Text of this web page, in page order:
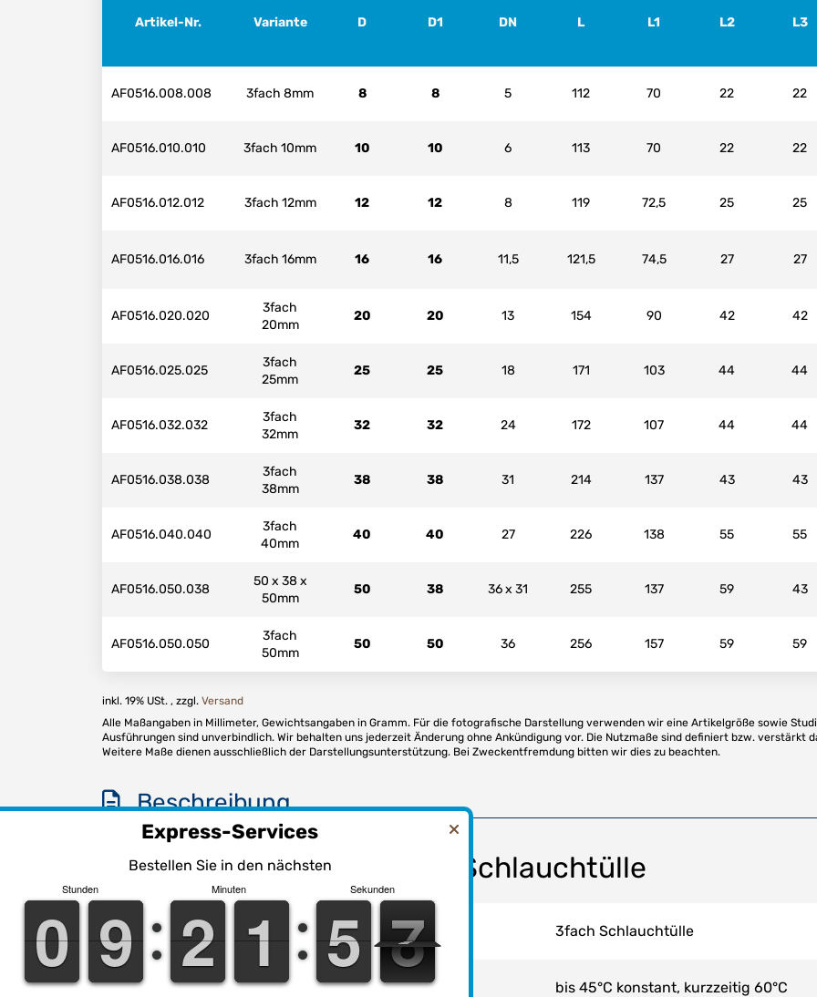
Artikel-Nr. Variante D D1 DN L L1 L2 L3
AF0516.008.008 3fach 8mm 8 8 5 112 70 22 22
AF0516.010.010 3fach 10mm 10 10 6 113 70 22 22
AF0516.012.012 3fach 12mm 12 12 8 119 72,5 25 25
AF0516.016.016 3fach 16mm 16 16 11,5 121,5 74,5 27 27
AF0516.020.020
3fach
20mm
20 20 13 154 90 42 42
AF0516.025.025
3fach
25mm
25 25 18 171 103 44 44
AF0516.032.032
3fach
32mm
32 32 24 172 107 44 44
AF0516.038.038
3fach
38mm
38 38 31 214 137 43 43
AF0516.040.040
3fach
40mm
40 40 27 226 138 55 55
AF0516.050.038
50 x 38 x
50mm
50 38 36 x 31 255 137 59 43
AF0516.050.050
3fach
50mm
50 50 36 256 157 59 59
inkl. 19% USt. , zzgl. Versand
Alle Maßangaben in Millimeter, Gewichtsangaben in Gramm. Für die fotografische Darstellung verwenden wir eine Artikelgröße sowie
Ausführungen sind unverbindlich. Wir behalten uns jederzeit Änderung ohne Ankündigung vor. Die Nutzmaße sind definiert bzw. verstärkt
Weitere Maße dienen ausschließlich der Darstellungsunterstützung. Bei Zweckentfremdung bitten wir dies zu beachten.
Beschreibung
PVC-U T-Stück 90°, 3fach Schlauchtülle
Anschluss: 3fach Schlauchtülle
Temperatur: bis 45°C konstant, kurzzeitig 60°C
Express-Services
Bestellen Sie in den nächsten
Stunden
9
9
0
0 8
8
9
9
Minuten
1
1
2
2 2
1
1
Sekunden
0
5
5 7
7
6